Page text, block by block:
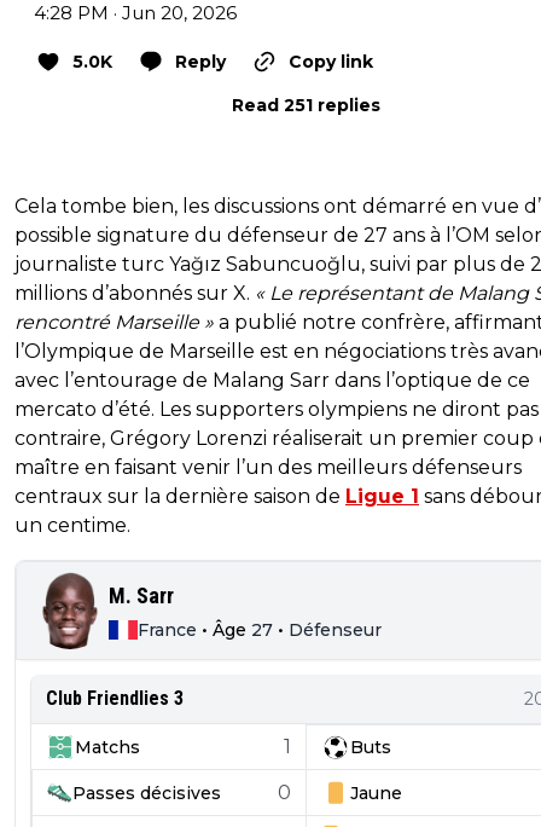
4:28 PM · Jun 20, 2026
5.0K Reply
Copy link
Read 251 replies
Cela tombe bien, les discussions ont démarré en vue
possible signature du défenseur de 27 ans à l’OM
journaliste turc Yağız Sabuncuoğlu, suivi par plus de 2
millions d’abonnés sur X. « Le représentant de Malang
rencontré Marseille » a publié notre confrère,
l’Olympique de Marseille est en négociations très
avec l’entourage de Malang Sarr dans l’optique de ce
mercato d’été. Les supporters olympiens ne diront
contraire, Grégory Lorenzi réaliserait un premier coup
maître en faisant venir l’un des meilleurs défenseurs
centraux sur la dernière saison de Ligue 1 sans
un centime.
M. Sarr
France • Âge 27 • Défenseur
Club Friendlies 3
Matchs 1 Buts
Passes décisives 0 Jaune